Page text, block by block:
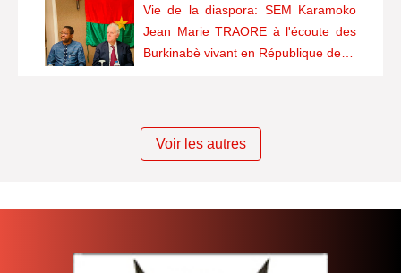
Vie de la diaspora: SEM Karamoko
Jean Marie TRAORE à l'écoute des
Burkinabè vivant en République de…
Voir les autres